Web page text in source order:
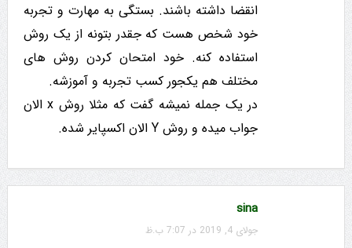
انقضا داشته باشند. بستگی به مهارت و تجربه
خود شخص هست که جقدر بتونه از یک روش
استفاده کنه. خود امتحان کردن روش های
مختلف هم یکجور کسب تجربه و آموزشه.
در یک جمله نمیشه گفت که مثلا روش x الان
جواب میده و روش Y الان اکسپایر شده.
sina
جولای 4, 2019 در 7:07 ب.ظ